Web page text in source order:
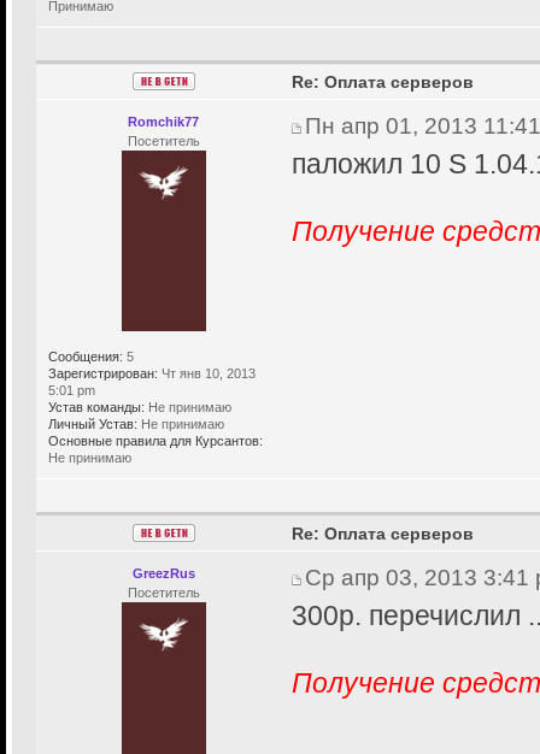
Принимаю
Romchik77
Посетитель
Сообщения: 5
Зарегистрирован: Чт янв 10, 2013
5:01 pm
Устав команды: Не принимаю
Личный Устав: Не принимаю
Основные правила для Курсантов:
Не принимаю
Re: Оплата серверов
Пн апр 01, 2013
паложил 10 S
Получение
GreezRus
Посетитель
Re: Оплата серверов
Ср апр 03, 2013 3:41
300р. перечислил
Получение